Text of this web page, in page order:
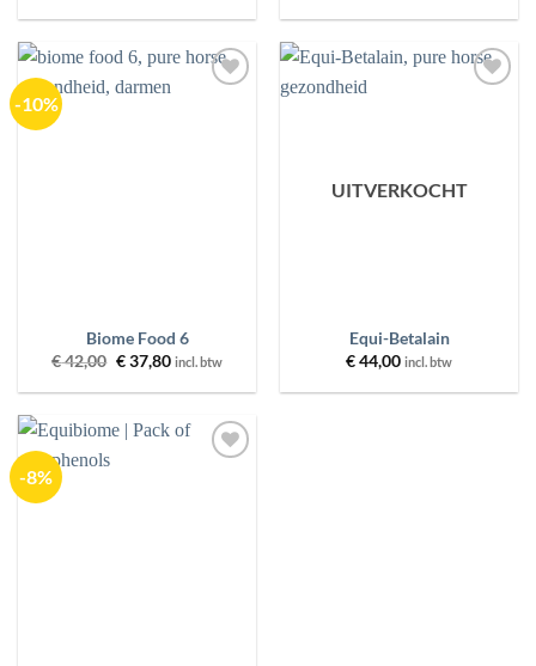
was:
is:
-10%
Biome Food 6
€42,00 Oorspronkelijke
was:
€37,80Huidige
is:
incl. btw
UITVERKOCHT
Equi-Betalain
€44,00 incl. btw
-8%